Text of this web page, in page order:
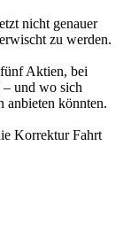
nicht genauer
zu werden.
Aktien, bei
– und wo sich
anbieten könnten.
Korrektur Fahrt